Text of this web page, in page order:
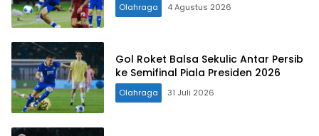
Olahraga 4 Agustus 2026
Gol Roket Balsa Sekulic Antar Persib
ke Semifinal Piala Presiden 2026
Olahraga 31 Juli 2026